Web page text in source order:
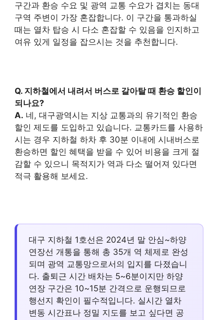
구간과 환승 수요 및 광역 교통 수요가 겹치는 동대
구역 주변이 가장 혼잡합니다. 이 구간을 통과하실
때는 열차 탑승 시 다소 혼잡할 수 있음을 인지하고
여유 있게 일정을 잡으시는 것을 추천합니다.
Q. 지하철에서 내려서 버스로 갈아탈 때 환승 할인이
되나요?
A. 네, 대구광역시는 지상 교통과의 유기적인 환승
할인 제도를 도입하고 있습니다. 교통카드를 사용하
시는 경우 지하철 하차 후 30분 이내에 시내버스로
환승하면 할인 혜택을 받을 수 있어 비용을 크게 절
감할 수 있으니 목적지가 역과 다소 떨어져 있다면
적극 활용해 보세요.
대구 지하철 1호선은 2024년 말 안심~하양
연장선 개통을 통해 총 35개 역 체제로 완성
되며 광역 교통망으로서의 입지를 다졌습니
다. 출퇴근 시간 배차는 5~6분이지만 하양
연장 구간은 10~15분 간격으로 운행되므로
행선지 확인이 필수적입니다. 실시간 열차
변동 시간표나 정밀 지도를 보고 싶다면 공